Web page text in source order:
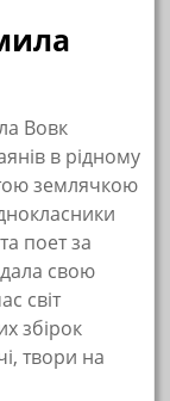
Вовк
в рідному
землячкою
поет за
свою
світ
збірок
твори на